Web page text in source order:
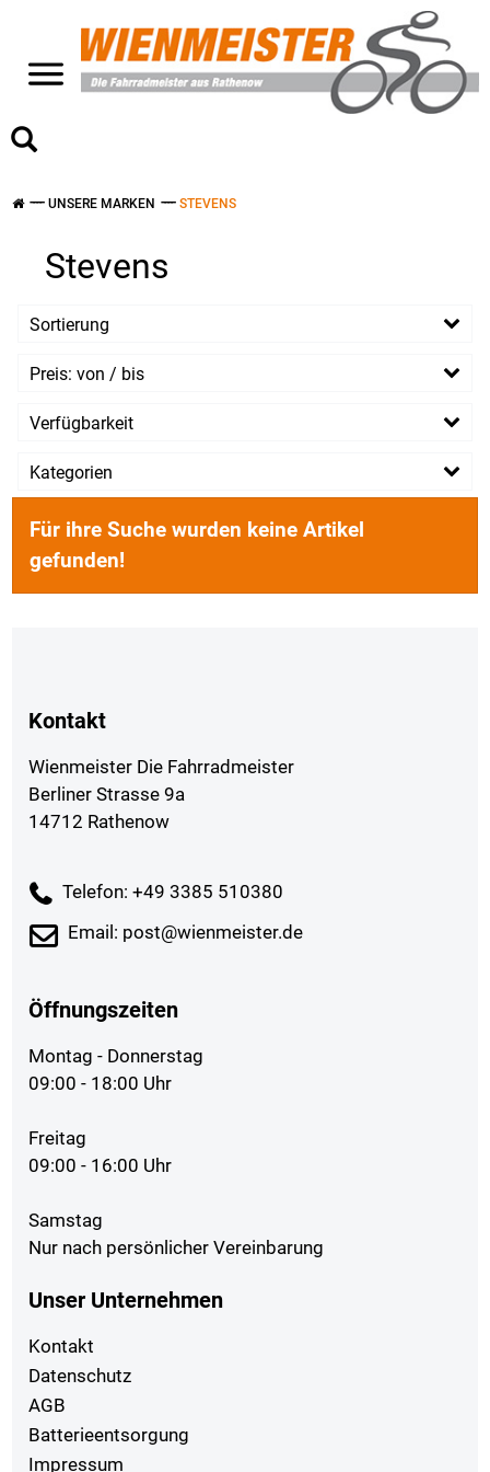
UNSERE MARKEN STEVENS
Stevens
Sortierung
Preis: von / bis
EUR
PREISFILTER ANWENDEN
Verfügbarkeit
Kategorien
E-Crossover /SUV / Gravel
E-MTB Hardtail
E-Trekking/ Cross / Tour
MTB-Hardtail
Performance Race-Bikes / Custom Bikes
Rennräder
Trekkingräder
Für ihre Suche wurden keine Artikel
gefunden!
Kontakt
Wienmeister Die Fahrradmeister
Berliner Strasse 9a
14712 Rathenow
Telefon: +49 3385 510380
Email: post@wienmeister.de
Öffnungszeiten
Montag - Donnerstag
09:00 - 18:00 Uhr
Freitag
09:00 - 16:00 Uhr
Samstag
Nur nach persönlicher Vereinbarung
Unser Unternehmen
Kontakt
Datenschutz
AGB
Batterieentsorgung
Impressum